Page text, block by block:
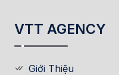
VTT AGENCY
Giới Thiệu